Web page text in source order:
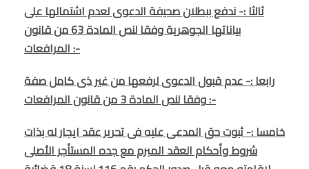
ثالثا :- ندفع ببطلان صحيفة الدعوى لعدم اشتمالها على
بياناتها الجوهرية وفقا لنص المادة 63 من قانون
المرافعات :-
رابعا :- عدم قبول الدعوى لرفعها من غير ذى كامل صفة
وفقا لنص المادة 3 من قانون المرافعات :-
خامسا :- ثبوت حق المدعى عليه فى تحرير عقد ايجار له بذات
شروط وأحكام العقد المبرم مع جده المستأجر الأصلى